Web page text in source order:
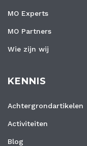
MO Experts
MO Partners
Wie zijn wij
KENNIS
Achtergrondartikelen
Activiteiten
Blog